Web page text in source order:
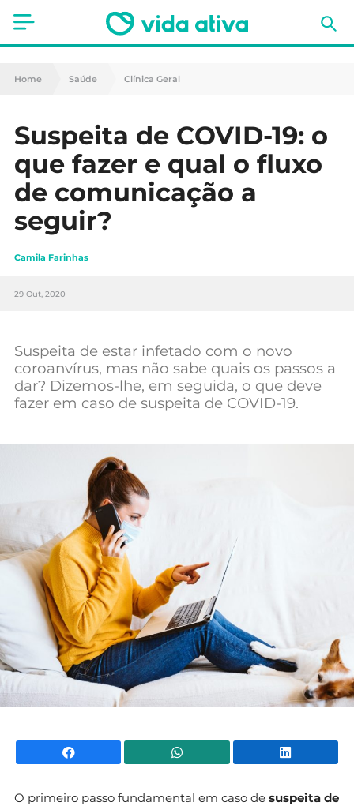
Saúde
Nutrição
Receitas
Fitness
Mães e Bebés
Animais de Estimação
Home Saúde Clínica Geral
Suspeita de COVID-19: o
que fazer e qual o fluxo
de comunicação a
seguir?
Camila Farinhas
29 Out, 2020
Suspeita de estar infetado com o novo
coroanvírus, mas não sabe quais os passos a
dar? Dizemos-lhe, em seguida, o que deve
fazer em caso de suspeita de COVID-19.
Facebook WhatsApp
O primeiro passo fundamental em caso de suspeita de